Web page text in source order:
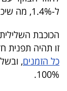
שיתופי
פעולה
ל-1.4%, מה שיכביד על הבורסה.
זו תהיה תפנית
כל הזמנים,
100%.